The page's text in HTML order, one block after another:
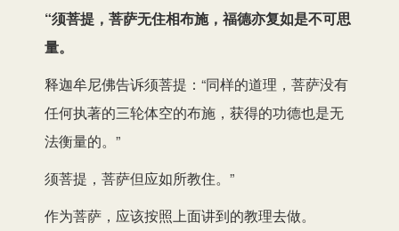
“须菩提，菩萨无住相布施，福德亦复如是不可思
量。
释迦牟尼佛告诉须菩提：“同样的道理，菩萨没有
任何执著的三轮体空的布施，获得的功德也是无
法衡量的。”
须菩提，菩萨但应如所教住。”
作为菩萨，应该按照上面讲到的教理去做。